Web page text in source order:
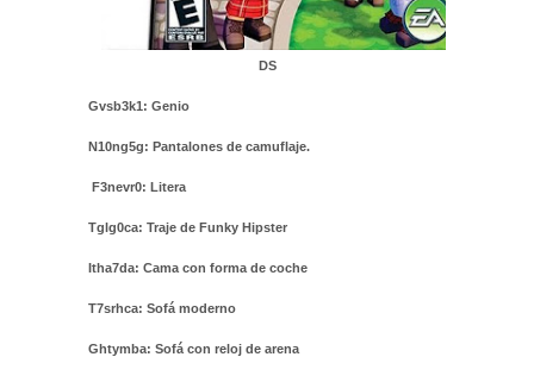
DS
Gvsb3k1: Genio
N10ng5g: Pantalones de camuflaje.
F3nevr0: Litera
Tglg0ca: Traje de Funky Hipster
Itha7da: Cama con forma de coche
T7srhca: Sofá moderno
Ghtymba: Sofá con reloj de arena